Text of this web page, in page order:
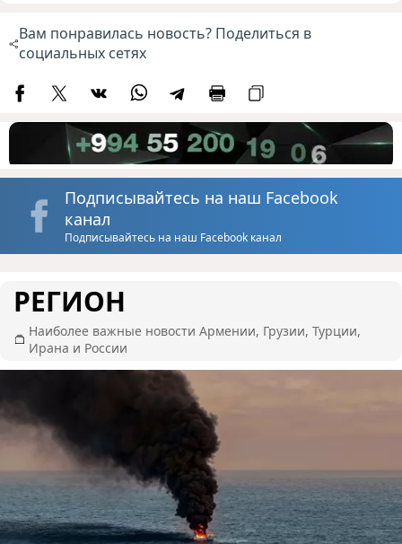
Вам понравилась новость? Поделиться в
социальных сетях
Подписывайтесь на наш Facebook
канал
Подписывайтесь на наш Facebook канал
РЕГИОН
Наиболее важные новости Армении, Грузии, Турции,
Ирана и России